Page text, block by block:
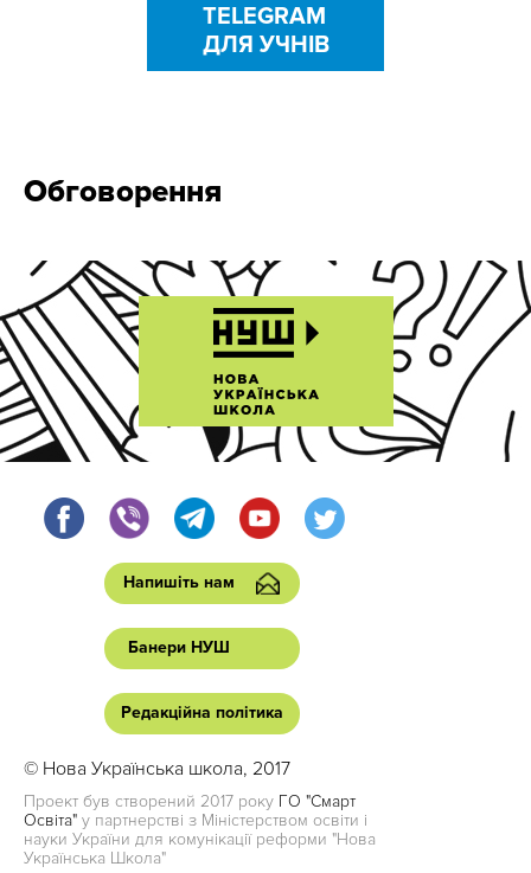
TELEGRAM
ДЛЯ УЧНІВ
Обговорення
Напишіть нам
Банери НУШ
Редакційна політика
© Нова Українська школа, 2017
Проект був створений 2017 року ГО "Смарт
Освіта" у партнерстві з Міністерством освіти і
науки України для комунікації реформи "Нова
Українська Школа"